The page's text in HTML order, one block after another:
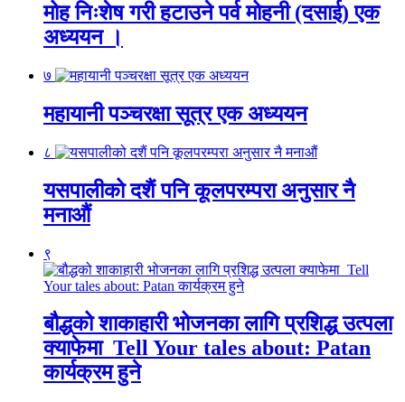
मोह निःशेष गरी हटाउने पर्व मोहनी (दसाई) एक
अध्ययन ।
७
महायानी पञ्चरक्षा सूत्र एक अध्ययन
८
यसपालीको दशैं पनि कूलपरम्परा अनुसार नै
मनाऔं
९
बौद्धको शाकाहारी भोजनका लागि प्रशिद्ध उत्पला
क्याफेमा Tell Your tales about: Patan
कार्यक्रम हुने